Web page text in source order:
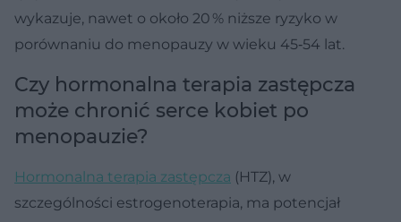
wykazuje, nawet o około 20 % niższe ryzyko w
porównaniu do menopauzy w wieku 45‑54 lat.
Czy hormonalna terapia zastępcza
może chronić serce kobiet po
menopauzie?
Hormonalna terapia zastępcza (HTZ), w
szczególności estrogenoterapia, ma potencjał